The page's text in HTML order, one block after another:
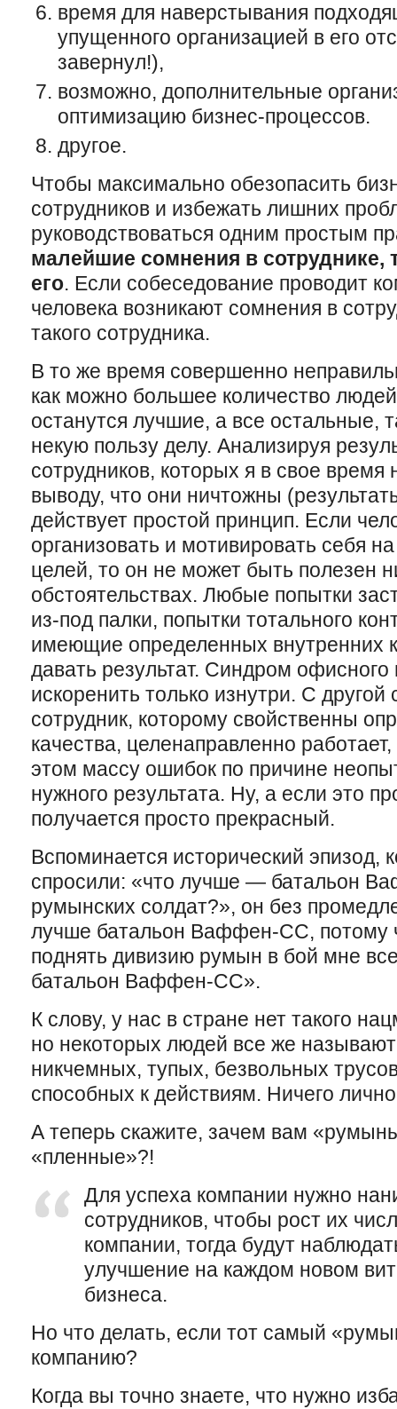
время для наверстывания
упущенного организацией в его
завернул!),
возможно, дополнительные
оптимизацию бизнес-процессов.
другое.
Чтобы максимально обезопасить
сотрудников и избежать лишних
руководствоваться одним простым
малейшие сомнения в
его. Если собеседование проводит
человека возникают сомнения в
такого сотрудника.
В то же время совершенно
как можно большее количество
останутся лучшие, а все остальные,
некую пользу делу. Анализируя
сотрудников, которых я в свое
выводу, что они ничтожны
действует простой принцип. Если
организовать и мотивировать себя
целей, то он не может быть полезен
обстоятельствах. Любые попытки
из-под палки, попытки тотального
имеющие определенных внутренних
давать результат. Синдром
искоренить только изнутри. С
сотрудник, которому свойственны
качества, целенаправленно
этом массу ошибок по причине
нужного результата. Ну, а если это
получается просто прекрасный.
Вспоминается исторический эпизод,
спросили: «что лучше — батальон
румынских солдат?», он без
лучше батальон Ваффен-СС, потому
поднять дивизию румын в бой мне
батальон Ваффен-СС».
К слову, у нас в стране нет такого
но некоторых людей все же
никчемных, тупых, безвольных
способных к действиям. Ничего
А теперь скажите, зачем вам
«пленные»?!
Для успеха компании нужно
сотрудников, чтобы рост их
компании, тогда будут
улучшение на каждом новом
бизнеса.
Но что делать, если тот самый
компанию?
Когда вы точно знаете, что нужно